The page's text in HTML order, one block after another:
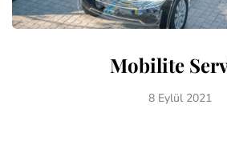
Mobilite
8 Eylül 2021